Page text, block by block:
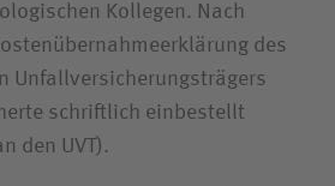
Kollegen. Nach
des
Unfall­versicherungsträgers
schriftlich einbestellt
den UVT).